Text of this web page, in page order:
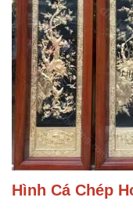
Hình Cá Chép